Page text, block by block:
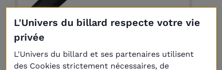
Etui tube Laperti triangulaire noir 1 fût /
2 flèches
39,00 €
L'Univers du billard respecte votre vie
privée
L'Univers du billard et ses partenaires utilisent
des Cookies strictement nécessaires, de